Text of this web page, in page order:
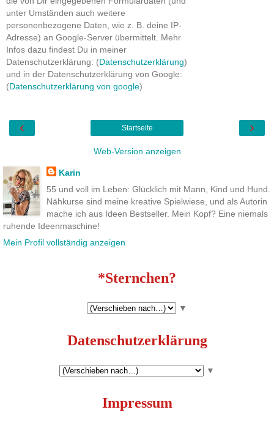
unter Umständen auch weitere
personenbezogene Daten, wie z. B. deine IP-
Adresse) an Google-Server übermittelt. Mehr
Infos dazu findest Du in meiner
Datenschutzerklärung: (Datenschutzerklärung)
und in der Datenschutzerklärung von Google:
(Datenschutzerklärung von google)
‹ ›
Startseite
Web-Version anzeigen
Karin
55 und voll im Leben: Glücklich mit Mann, Kind und Hund.
Nähkurse sind meine kreative Spielwiese, und als Autorin
mache ich aus Ideen Bestseller. Mein Kopf? Eine niemals
ruhende Ideenmaschine!
Mein Profil vollständig anzeigen
*Sternchen?
▼
Datenschutzerklärung
▼
Impressum